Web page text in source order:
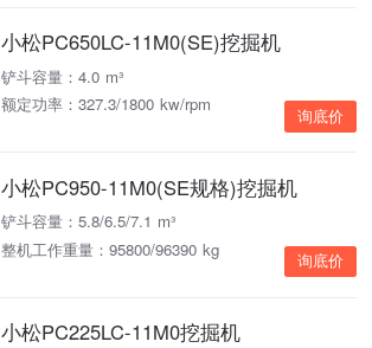
小松PC650LC-11M0(SE)挖掘机
铲斗容量：4.0 m³
额定功率：327.3/1800 kw/rpm
询底价
小松PC950-11M0(SE规格)挖掘机
铲斗容量：5.8/6.5/7.1 m³
整机工作重量：95800/96390 kg
询底价
小松PC225LC-11M0挖掘机